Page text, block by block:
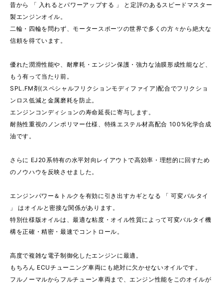
昔から 「 入れるとパワーアップする 」 と定評のあるスピードマスター
製エンジンオイル。
二輪・四輪を問わず、モータースポーツの世界で多くの方々から絶大な
信頼を得ています。
優れた潤滑性能や、耐摩耗・エンジン保護・強力な油膜形成性能など、
もう有って当たり前。
SPL.FM剤(スペシャルフリクションモディファイア)配合でフリクショ
ンロス低減と金属磨耗を防止。
エンジンコンディションの寿命延長に寄与します。
耐熱性重視のノンポリマー仕様、特殊エステル材高配合 100%化学合成
油です。
さらに EJ20系特有の水平対向レイアウトで高効率・理想的に回すため
のノウハウを反映させました。
エンジンパワー＆トルクを有効に引き出すカギとなる 「 可変バルタイ
」 はオイルと密接な関係があります。
特別仕様版オイルは、最適な粘度・オイル性質によって可変バルタイ機
構を正確・精密・最速でコントロール。
高度で複雑な電子制御化したエンジンに最適。
もちろん ECUチューニング車両にも絶対に欠かせないオイルです。
フルノーマルからフルチューン車両まで、エンジン性能をこのオイルが